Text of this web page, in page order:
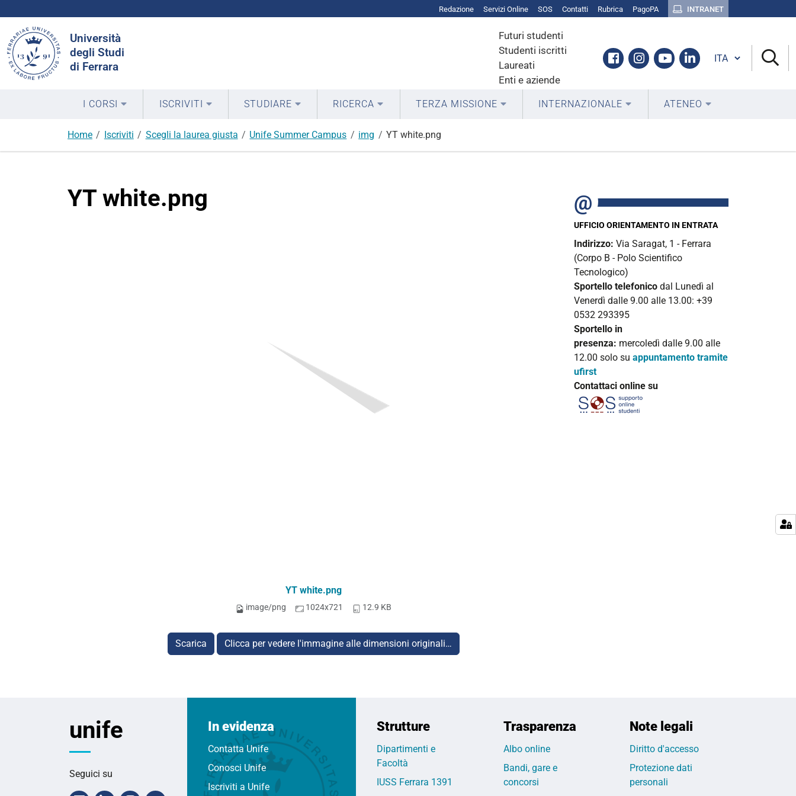
Redazione Servizi Online SOS Contatti Rubrica PagoPA INTRANET
Università
degli Studi
di Ferrara
Futuri studenti
Studenti iscritti
Laureati
Enti e aziende
Facebook
Instagram
YoutubeLinkedin
nel
sito
Cambia lingua
I CORSI ISCRIVITI STUDIARE RICERCA TERZA MISSIONE INTERNAZIONALE ATENEO
Home Iscriviti Scegli la laurea giusta Unife Summer Campus img YT white.png
YT white.png
YT white.png
image/png 1024x721 12.9 KB
Scarica Clicca per vedere l'immagine alle dimensioni originali…
UFFICIO ORIENTAMENTO IN ENTRATA
Indirizzo: Via Saragat, 1 - Ferrara
(Corpo B - Polo Scientifico
Tecnologico)
Sportello telefonico dal Lunedì al
Venerdì dalle 9.00 alle 13.00: +39
0532 293395
Sportello in
presenza: mercoledì dalle 9.00 alle
12.00 solo su appuntamento tramite
ufirst
Contattaci online su
unife
Seguici su
In evidenza
Contatta Unife
Conosci Unife
Iscriviti a Unife
Strutture
Dipartimenti e
Facoltà
IUSS Ferrara 1391
Trasparenza
Albo online
Bandi, gare e
concorsi
Note legali
Diritto d'accesso
Protezione dati
personali